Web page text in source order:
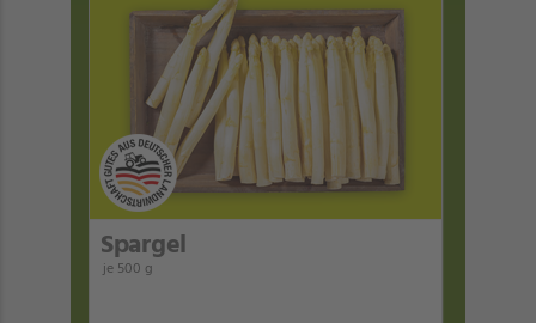
Spargel
je 500 g